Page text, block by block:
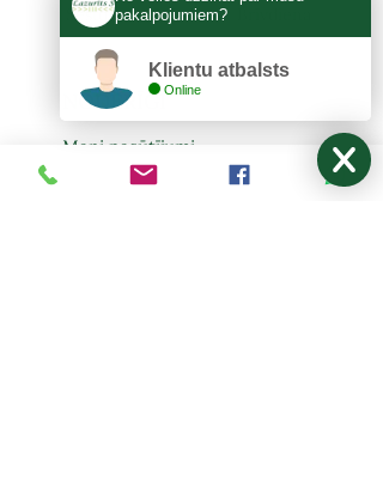
Sestdiena, Svētdiena: Brīvdiena
NODERĪGI
Mani pasūtījumi
pakalpojumiem?
Klientu atbalsts
Online